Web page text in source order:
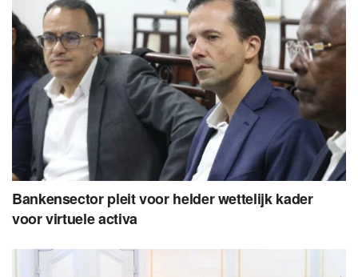
Bankensector pleit voor helder wettelijk kader
voor virtuele activa